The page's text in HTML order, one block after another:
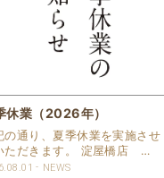
休業（2026年）
の通り、夏季休業を実施させ
ただきます。 淀屋橋店 通
業いたします。 奈良店 8月
NEWS